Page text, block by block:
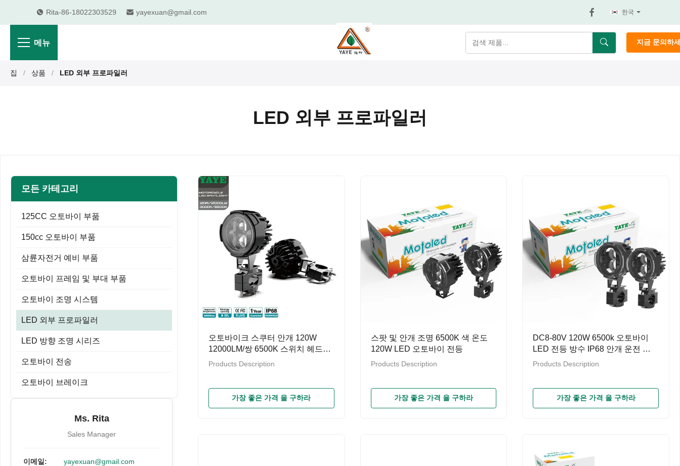
Rita-86-18022303529 yayexuan@gmail.com 한국
메뉴 지금 문의하
집 / 상품 / LED 외부 프로파일러
LED 외부 프로파일러
모든 카테고리
125CC 오토바이 부품
150cc 오토바이 부품
삼륜자전거 예비 부품
오토바이 프레임 및 부대 부품
오토바이 조명 시스템
LED 외부 프로파일러
LED 방향 조명 시리즈
오토바이 전송
오토바이 브레이크
Ms. Rita
Sales Manager
이메일: yayexuan@gmail.com
오토바이크 스쿠터 안개 120W
12000LM/쌍 6500K 스위치 헤드라
이트와 함께 화이트 스팟 라이트
Products Description
가장 좋은 가격 을 구하라
스팟 및 안개 조명 6500K 색 온도
120W LED 오토바이 전등
Products Description
가장 좋은 가격 을 구하라
DC8-80V 120W 6500k 오토바이
LED 전등 방수 IP68 안개 운전 보
조등
Products Description
가장 좋은 가격 을 구하라